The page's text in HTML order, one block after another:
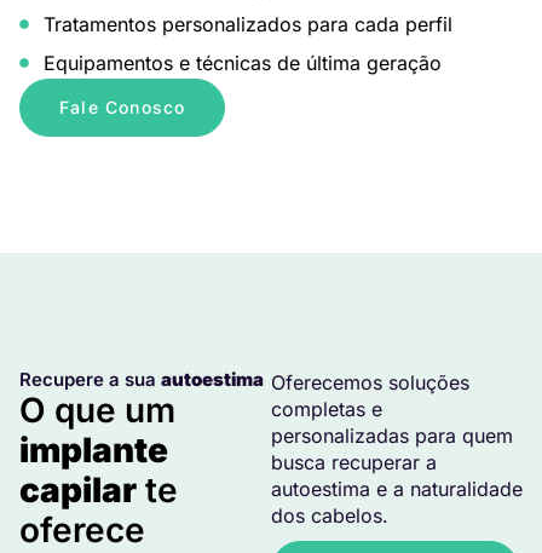
Tratamentos personalizados para cada perfil
Equipamentos e técnicas de última geração
Fale Conosco
Recupere a sua autoestima
O que um
implante
capilar te
oferece
Oferecemos soluções
completas e
personalizadas para quem
busca recuperar a
autoestima e a naturalidade
dos cabelos.